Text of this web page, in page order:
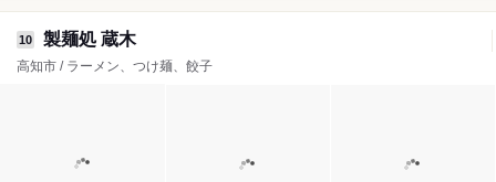
10 製麺処 蔵木
高知市 / ラーメン、つけ麺、餃子